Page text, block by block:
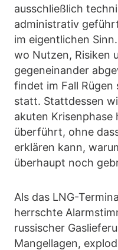
ausschließlich
administrativ
im eigentlichen
wo Nutzen, Risiken
gegeneinander
findet im Fall
statt. Stattdessen
akuten Krisenphase
überführt, ohne
erklären kann,
überhaupt noch
Als das LNG-
herrschte
russischer
Mangellagen,